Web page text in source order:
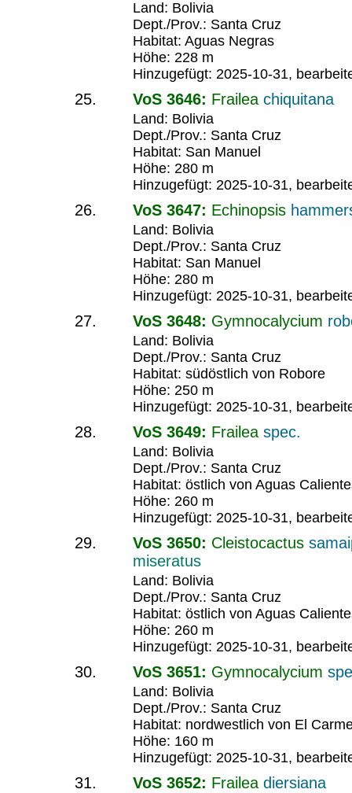
Land: Bolivia
Dept./Prov.: Santa Cruz
Habitat: Aguas Negras
Höhe: 228 m
Hinzugefügt: 2025-10-31,
VoS 3646: Frailea chiquitana
Land: Bolivia
Dept./Prov.: Santa Cruz
Habitat: San Manuel
Höhe: 280 m
Hinzugefügt: 2025-10-31,
VoS 3647: Echinopsis
Land: Bolivia
Dept./Prov.: Santa Cruz
Habitat: San Manuel
Höhe: 280 m
Hinzugefügt: 2025-10-31,
VoS 3648: Gymnocalycium
Land: Bolivia
Dept./Prov.: Santa Cruz
Habitat: südöstlich von Robore
Höhe: 250 m
Hinzugefügt: 2025-10-31,
VoS 3649: Frailea spec.
Land: Bolivia
Dept./Prov.: Santa Cruz
Habitat: östlich von Aguas
Höhe: 260 m
Hinzugefügt: 2025-10-31,
VoS 3650: Cleistocactus
miseratus
Land: Bolivia
Dept./Prov.: Santa Cruz
Habitat: östlich von Aguas
Höhe: 260 m
Hinzugefügt: 2025-10-31,
VoS 3651: Gymnocalycium
Land: Bolivia
Dept./Prov.: Santa Cruz
Habitat: nordwestlich von El
Höhe: 160 m
Hinzugefügt: 2025-10-31,
VoS 3652: Frailea diersiana